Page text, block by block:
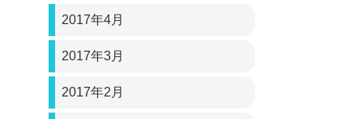
2017年4月
2017年3月
2017年2月